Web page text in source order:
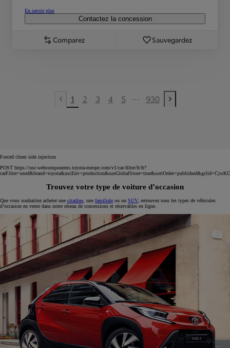
En savoir plus
Contactez la concession
Comparez Sauvegardez
Previous page
1 2 3 4 5 ... 930
Next page
Forced client side injection
POST https://usc-webcomponents.toyota-europe.com/v1/car-filter/fr/fr?
Trouvez votre type de voiture d’occasion
Que vous souhaitiez acheter une citadine , une familiale ou un SUV, retrouvez tous les types de véhicules
d’occasion en vente dans notre réseau de concessions et réservables en ligne.